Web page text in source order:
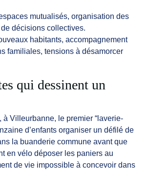
mutualisés, organisation des
décisions collectives.
habitants, accompagnement
familiales, tensions à désamorcer
qui dessinent un
Villeurbanne, le premier “laverie-
d’enfants organiser un défilé de
la buanderie commune avant que
en vélo déposer les paniers au
de vie impossible à concevoir dans